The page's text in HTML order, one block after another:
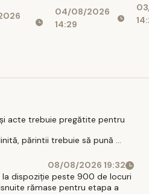
recurentă și
ce poate
04/08/2026
14:29
acte trebuie pregătite pentru
părintii trebuie să pună ...
08/08/2026 19:32
la dispoziție peste 900 de locuri
rămase pentru etapa a